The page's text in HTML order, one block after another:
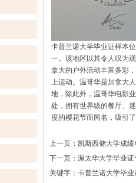
卡普兰诺大学毕业证样本
一。该地区以其令人叹为
拿大的户外活动丰富多彩
上运动。温哥华是加拿大
地，除此外，温哥华电影
处，拥有世界级的餐厅、
度的樱花节而闻名，吸引
上一页： 凯斯西储大学成
下一页： 渥太华大学毕业证
关键字：卡普兰诺大学毕